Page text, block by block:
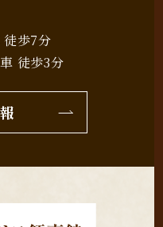
歩7分
徒歩3分